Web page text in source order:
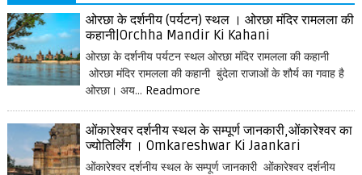
ओरछा के दर्शनीय (पर्यटन) स्थल । ओरछा मंदिर रामलला की
कहानी|Orchha Mandir Ki Kahani
ओरछा के दर्शनीय पर्यटन स्थल ओरछा मंदिर रामलला की कहानी
ओरछा मंदिर रामलला की कहानी बुंदेला राजाओं के शौर्य का गवाह है
ओरछा। अय... Readmore
ओंकारेश्वर दर्शनीय स्थल के सम्पूर्ण जानकारी,ओंकारेश्वर का
ज्योतिर्लिंग । Omkareshwar Ki Jaankari
ओंकारेश्वर दर्शनीय स्थल के सम्पूर्ण जानकारी ओंकारेश्वर दर्शनीय